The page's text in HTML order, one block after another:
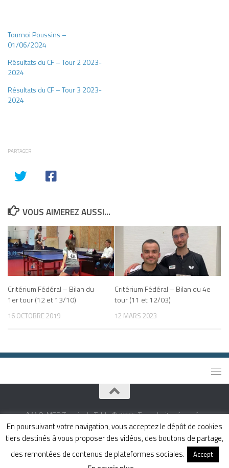
Tournoi Poussins –
01/06/2024
Résultats du CF – Tour 2 2023-
2024
Résultats du CF – Tour 3 2023-
2024
PARTAGER
VOUS AIMEREZ AUSSI...
Critérium Fédéral – Bilan du
1er tour (12 et 13/10)
16 OCTOBRE 2019
Critérium Fédéral – Bilan du 4e
tour (11 et 12/03)
12 MARS 2023
A.M.O. MER Tennis de Table © 2026. Tous droits réservés.
Fièrement propulsé par - Conçu parThème Hueman
En poursuivant votre navigation, vous acceptez le dépôt de cookies
tiers destinés à vous proposer des vidéos, des boutons de partage,
des remontées de contenus de plateformes sociales.
Accept